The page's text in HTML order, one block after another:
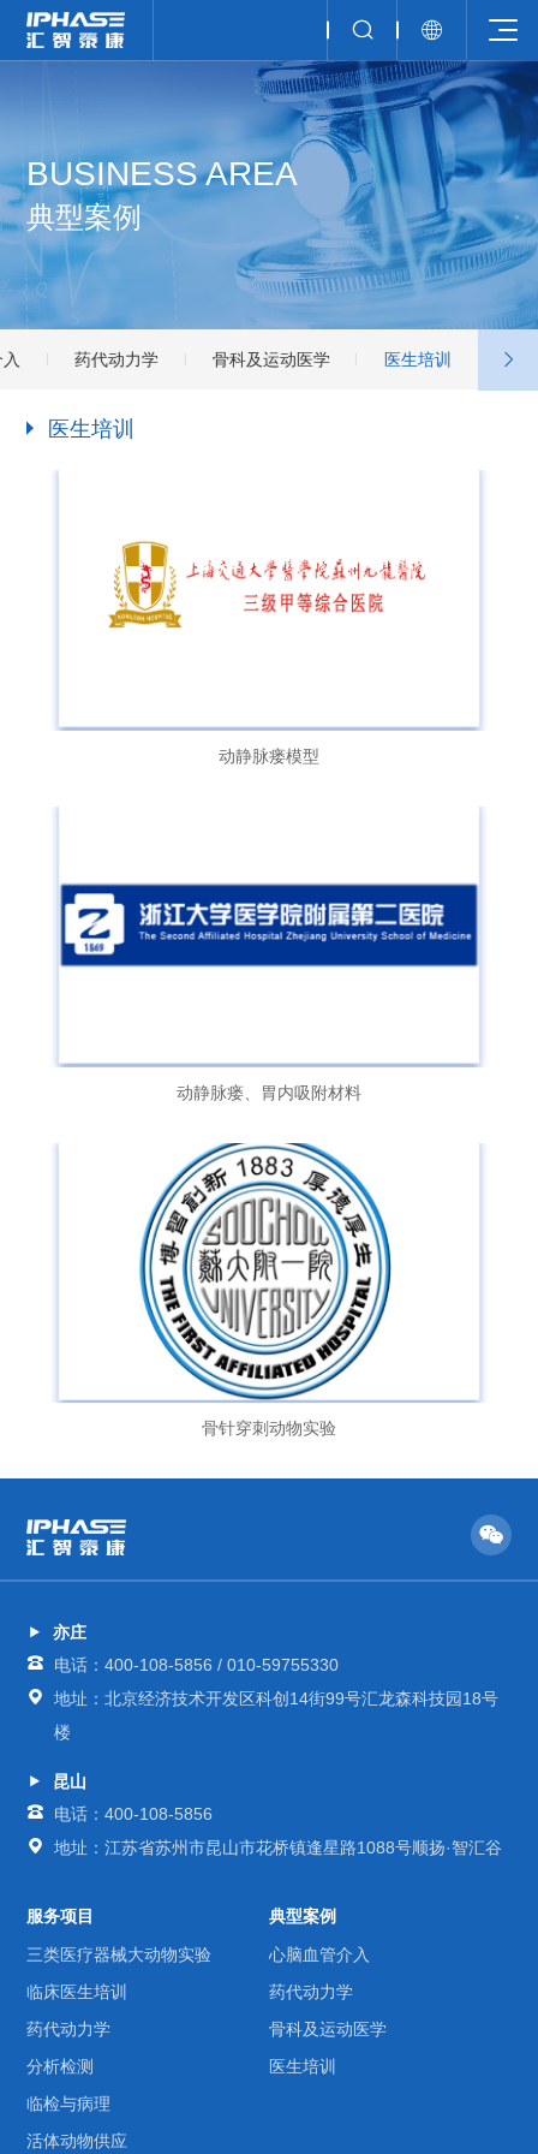
BUSINESS AREA
典型案例
药代动力学 骨科及运动医学 医生培训
医生培训
动静脉瘘模型
动静脉瘘、胃内吸附材料
骨针穿刺动物实验
亦庄
电话：400-108-5856 / 010-59755330
地址：北京经济技术开发区科创14街99号汇龙森科技园18号
楼
昆山
电话：400-108-5856
地址：江苏省苏州市昆山市花桥镇逢星路1088号顺扬·智汇谷
服务项目
三类医疗器械大动物实验
临床医生培训
药代动力学
分析检测
临检与病理
活体动物供应
典型案例
心脑血管介入
药代动力学
骨科及运动医学
医生培训